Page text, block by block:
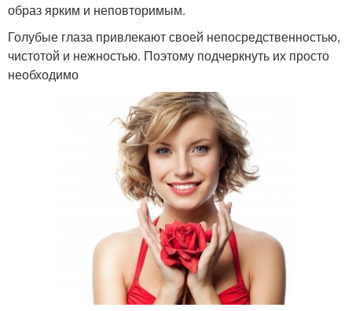
образ ярким и неповторимым.
Голубые глаза привлекают своей непосредственностью,
чистотой и нежностью. Поэтому подчеркнуть их просто
необходимо